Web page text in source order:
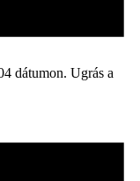
dátumon. Ugrás a